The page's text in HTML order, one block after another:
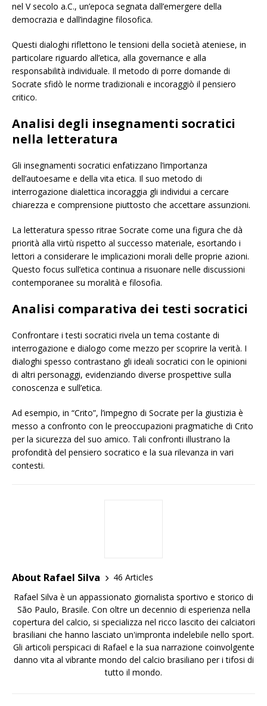
nel V secolo a.C., un’epoca segnata dall’emergere della
democrazia e dall’indagine filosofica.
Questi dialoghi riflettono le tensioni della società ateniese, in
particolare riguardo all’etica, alla governance e alla
responsabilità individuale. Il metodo di porre domande di
Socrate sfidò le norme tradizionali e incoraggiò il pensiero
critico.
Analisi degli insegnamenti socratici
nella letteratura
Gli insegnamenti socratici enfatizzano l’importanza
dell’autoesame e della vita etica. Il suo metodo di
interrogazione dialettica incoraggia gli individui a cercare
chiarezza e comprensione piuttosto che accettare assunzioni.
La letteratura spesso ritrae Socrate come una figura che dà
priorità alla virtù rispetto al successo materiale, esortando i
lettori a considerare le implicazioni morali delle proprie azioni.
Questo focus sull’etica continua a risuonare nelle discussioni
contemporanee su moralità e filosofia.
Analisi comparativa dei testi socratici
Confrontare i testi socratici rivela un tema costante di
interrogazione e dialogo come mezzo per scoprire la verità. I
dialoghi spesso contrastano gli ideali socratici con le opinioni
di altri personaggi, evidenziando diverse prospettive sulla
conoscenza e sull’etica.
Ad esempio, in “Crito”, l’impegno di Socrate per la giustizia è
messo a confronto con le preoccupazioni pragmatiche di Crito
per la sicurezza del suo amico. Tali confronti illustrano la
profondità del pensiero socratico e la sua rilevanza in vari
contesti.
About Rafael Silva
46 Articles
Rafael Silva è un appassionato giornalista sportivo e storico di
São Paulo, Brasile. Con oltre un decennio di esperienza nella
copertura del calcio, si specializza nel ricco lascito dei calciatori
brasiliani che hanno lasciato un'impronta indelebile nello sport.
Gli articoli perspicaci di Rafael e la sua narrazione coinvolgente
danno vita al vibrante mondo del calcio brasiliano per i tifosi di
tutto il mondo.